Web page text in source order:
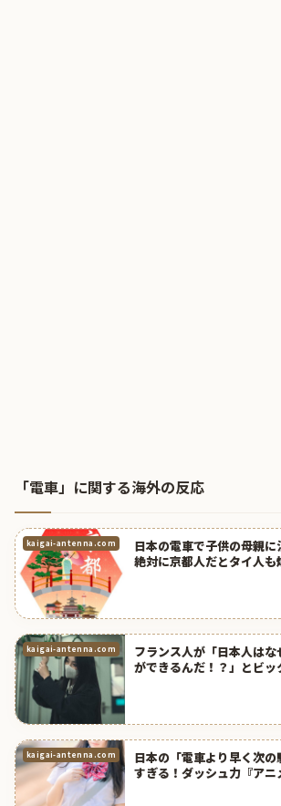
「電車」に関する海外の反応
kaigai-antenna.com
日本の電車で子供の母親
絶対に京都人だとタイ人
kaigai-antenna.com
フランス人が「日本人はな
ができるんだ！？」とビ
kaigai-antenna.com
日本の「電車より早く次
すぎる！ダッシュ力『ア